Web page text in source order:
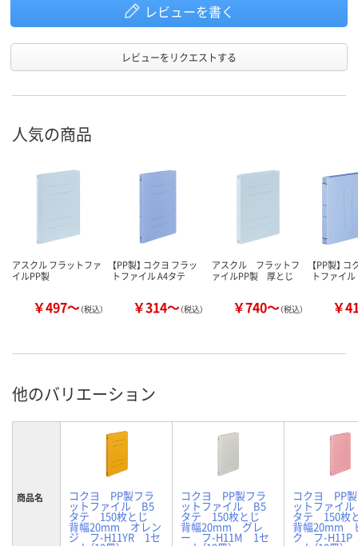
レビューを書く
レビューをリクエストする
人気の商品
アスクル フラットファ
イルPP製
￥497～（税込）
【PP製】 コクヨ フラッ
トファイル A4タテ
￥314～（税込）
アスクル フラットフ
ァイルPP製 厚とじ
￥740～（税込）
【PP製】
トファイ
￥
他のバリエーション
商品名 コクヨ PP製フラ
ットファイル B5
タテ 150枚とじ
背幅20mm オレン
ジ フ-H11YR 1セ
コクヨ PP製フラ
ットファイル B5
タテ 150枚とじ
背幅20mm グレ
ー フ-H11M 1セ
コクヨ PP
ットファイ
タテ 150
背幅20mm
ク フ-